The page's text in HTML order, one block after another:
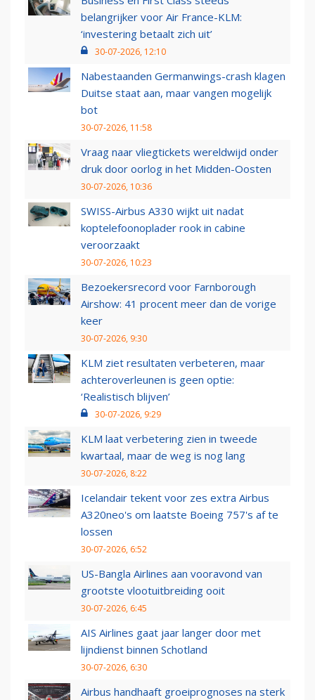
belangrijker voor Air France-KLM:
‘investering betaalt zich uit’
30-07-2026, 12:10
Nabestaanden Germanwings-crash klagen
Duitse staat aan, maar vangen mogelijk
bot
30-07-2026, 11:58
Vraag naar vliegtickets wereldwijd onder
druk door oorlog in het Midden-Oosten
30-07-2026, 10:36
SWISS-Airbus A330 wijkt uit nadat
koptelefoonoplader rook in cabine
veroorzaakt
30-07-2026, 10:23
Bezoekersrecord voor Farnborough
Airshow: 41 procent meer dan de vorige
keer
30-07-2026, 9:30
KLM ziet resultaten verbeteren, maar
achteroverleunen is geen optie:
‘Realistisch blijven’
30-07-2026, 9:29
KLM laat verbetering zien in tweede
kwartaal, maar de weg is nog lang
30-07-2026, 8:22
Icelandair tekent voor zes extra Airbus
A320neo's om laatste Boeing 757's af te
lossen
30-07-2026, 6:52
US-Bangla Airlines aan vooravond van
grootste vlootuitbreiding ooit
30-07-2026, 6:45
AIS Airlines gaat jaar langer door met
lijndienst binnen Schotland
30-07-2026, 6:30
Airbus handhaaft groeiprognoses na sterk